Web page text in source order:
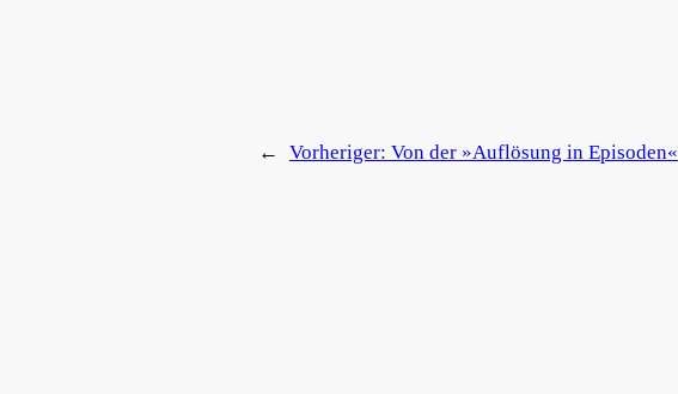
← Vorheriger: Von der »Auflösung in Episoden«